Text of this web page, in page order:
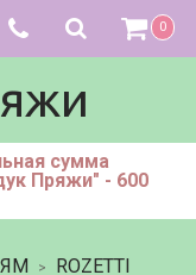
0
сумма
Пряжи" - 600
ROZETTI